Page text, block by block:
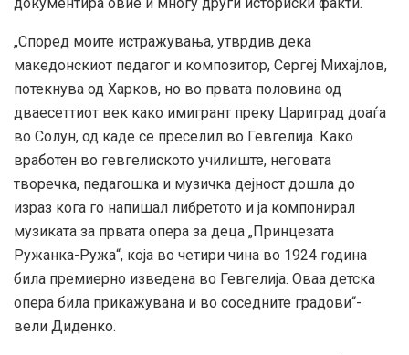
„Според моите истражувања, утврдив дека
македонскиот педагог и композитор, Сергеј Михајлов,
потекнува од Харков, но во првата половина од
дваесеттиот век како имигрант преку Цариград доаѓа
во Солун, од каде се преселил во Гевгелија. Како
вработен во гевгелиското училиште, неговата
творечка, педагошка и музичка дејност дошла до
израз кога го напишал либретото и ја компонирал
музиката за првата опера за деца „Принцезата
Ружанка-Ружа“, која во четири чина во 1924 година
била премиерно изведена во Гевгелија. Оваа детска
опера била прикажувана и во соседните градови“-
вели Диденко.